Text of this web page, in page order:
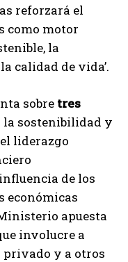
reforzará el
como motor
la
calidad de vida’.
sobre tres
la sostenibilidad y
liderazgo
de los
económicas
apuesta
involucre a
privado y a otros